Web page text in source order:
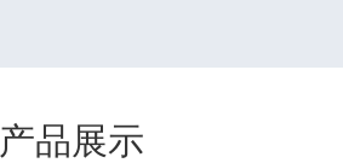
产品展示